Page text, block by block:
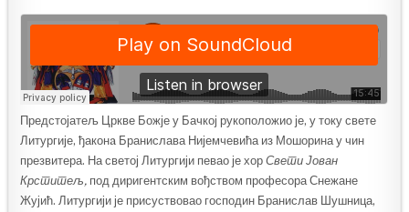
Предстојатељ Цркве Божје у Бачкој рукоположио је, у току свете
Литургије, ђаконa Бранислава Нијемчевића из Мошорина у чин
презвитера. На светој Литургији певао је хорСвети Јован
Крститељ, под диригентским вођством професора Снежане
Жујић. Литургији је присуствовао господин Бранислав Шушница,